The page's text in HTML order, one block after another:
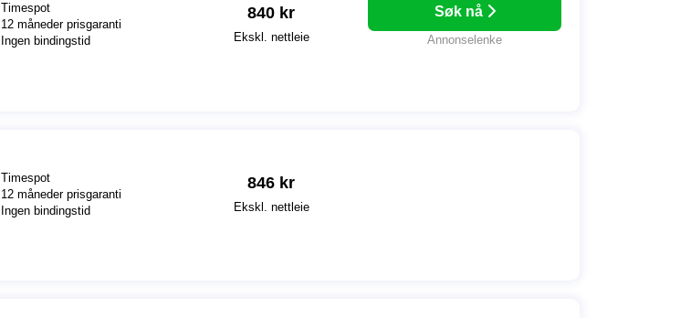
Timespot
12 måneder prisgaranti
Ingen bindingstid
840 kr
Ekskl. nettleie
Søk nå
Annonselenke
Timespot
12 måneder prisgaranti
Ingen bindingstid
846 kr
Ekskl. nettleie